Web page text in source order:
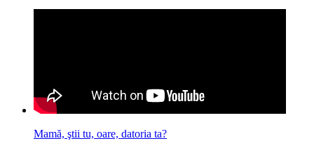
Mamă, ştii tu, oare, datoria ta?